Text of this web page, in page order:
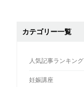
カテゴリー一覧
人気記事ランキング
妊娠講座